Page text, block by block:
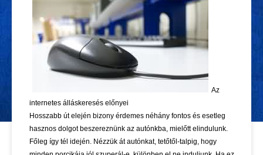
Az
internetes álláskeresés előnyei
Hosszabb út elején bizony érdemes néhány fontos és esetleg
hasznos dolgot beszereznünk az autónkba, mielőtt elindulunk.
Főleg így tél idején. Nézzük át autónkat, tetőtől-talpig, hogy